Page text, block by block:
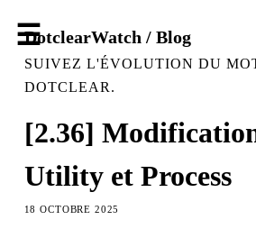
DotclearWatch / Blog
SUIVEZ L'ÉVOLUTION DU
DOTCLEAR.
[2.36]
Utility et Process
18 OCTOBRE 2025